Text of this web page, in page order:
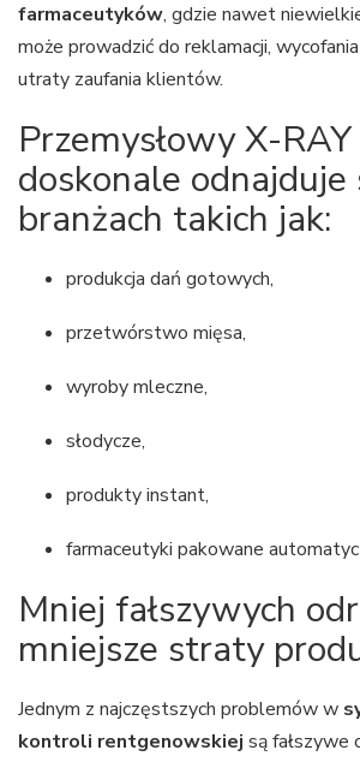
farmaceutyków, gdzie nawet
może prowadzić do reklamacji,
utraty zaufania klientów.
Przemysłowy X-
doskonale odnajduje
branżach takich jak:
produkcja dań gotowych,
przetwórstwo mięsa,
wyroby mleczne,
słodycze,
produkty instant,
farmaceutyki pakowane
Mniej fałszywych
mniejsze straty
Jednym z najczęstszych problemów w
kontroli rentgenowskiej są fałszywe